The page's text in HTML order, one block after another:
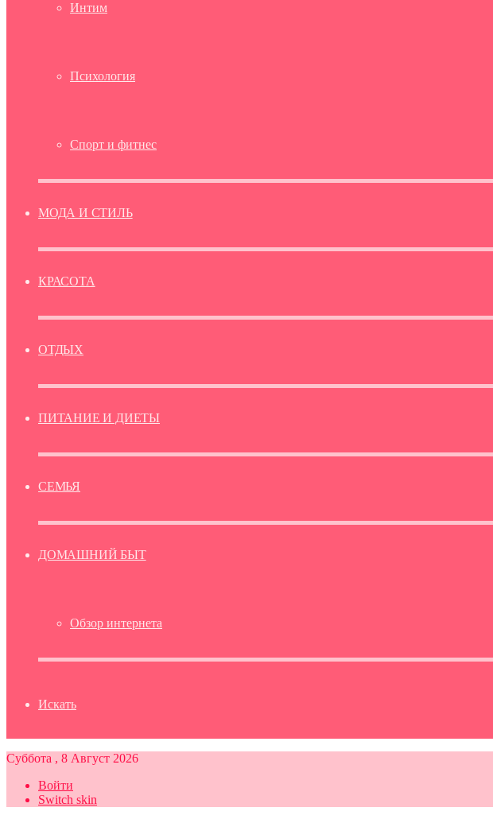
Интим
Психология
Спорт и фитнес
МОДА И СТИЛЬ
КРАСОТА
ОТДЫХ
ПИТАНИЕ И ДИЕТЫ
СЕМЬЯ
ДОМАШНИЙ БЫТ
Обзор интернета
Искать
Суббота , 8 Август 2026
Войти
Switch skin